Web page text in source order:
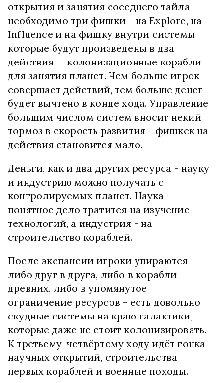
открытия и занятия соседнего тайла
необходимо три фишки - на Explore, на
Influence и на фишку внутри системы
которые будут произведены в два
действия + колонизационные корабли
для занятия планет. Чем больше игрок
совершает действий, тем больше денег
будет вычтено в конце хода. Управление
большим числом систем вносит некий
тормоз в скорость развития - фишкек на
действия становится мало.
Деньги, как и два других ресурса - науку
и индустрию можно получать с
контролируемых планет. Наука
понятное дело тратится на изучение
технологий, а индустрия - на
строительство кораблей.
После экспансии игроки упираются
либо друг в друга, либо в корабли
древних, либо в упомянутое
ограничение ресурсов - есть довольно
скудные системы на краю галактики,
которые даже не стоит колонизировать.
К третьему-четвёртому ходу идёт гонка
научных открытий, строительства
первых кораблей и военные походы.